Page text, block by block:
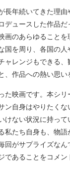
長年続いてきた理由
デュースした作品だ
画のあらゆることを
国を周り、各国の人
ャレンジもできる
、作品への熱い思い
映画です。本シリ
ン自身はやりたく
けない状況に持って
私たち自身も、物
回がサプライズな
であることをコメ